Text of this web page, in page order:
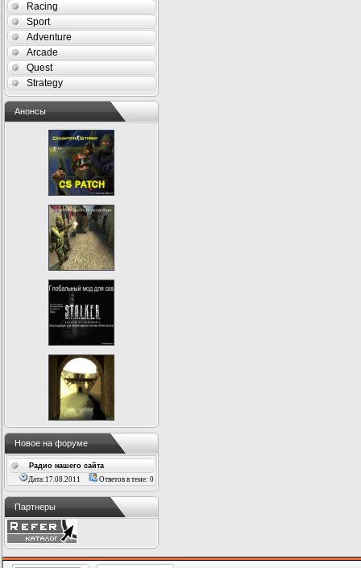
Racing
Sport
Adventure
Arcade
Quest
Strategy
Анонсы
Новое на форуме
Радио нашего сайта
Дата:17.08.2011
Ответов в теме: 0
Партнеры